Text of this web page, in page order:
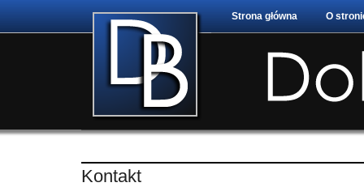
Strona główna O
Kontakt